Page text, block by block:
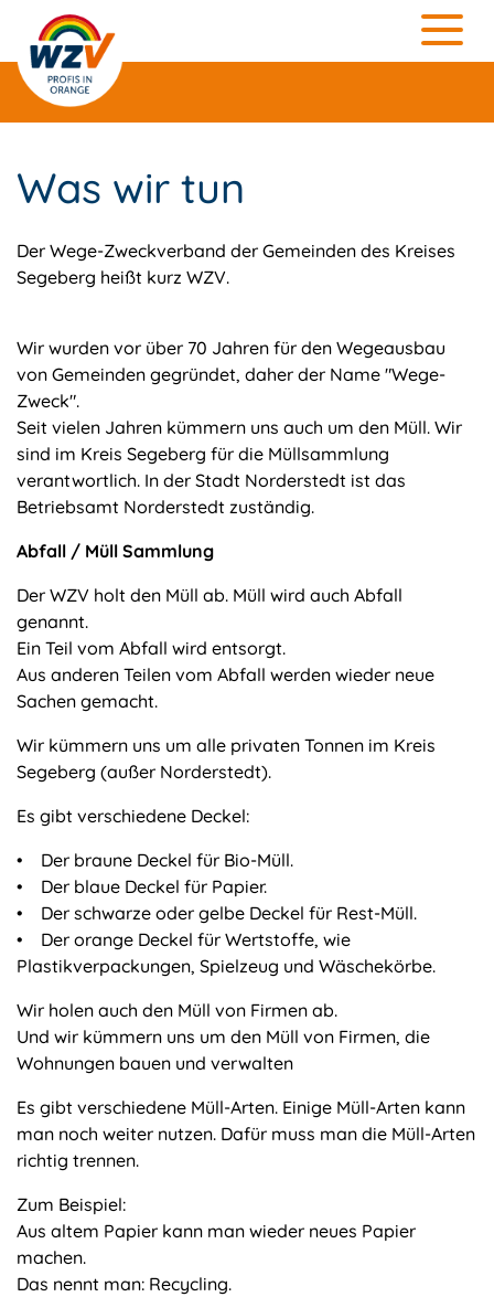
Was wir tun
Der Wege-Zweckverband der Gemeinden des Kreises
Segeberg heißt kurz WZV.
Wir wurden vor über 70 Jahren für den Wegeausbau
von Gemeinden gegründet, daher der Name "Wege-
Zweck".
Seit vielen Jahren kümmern uns auch um den Müll. Wir
sind im Kreis Segeberg für die Müllsammlung
verantwortlich. In der Stadt Norderstedt ist das
Betriebsamt Norderstedt zuständig.
Abfall / Müll Sammlung
Der WZV holt den Müll ab. Müll wird auch Abfall
genannt.
Ein Teil vom Abfall wird entsorgt.
Aus anderen Teilen vom Abfall werden wieder neue
Sachen gemacht.
Wir kümmern uns um alle privaten Tonnen im Kreis
Segeberg (außer Norderstedt).
Es gibt verschiedene Deckel:
• Der braune Deckel für Bio-Müll.
• Der blaue Deckel für Papier.
• Der schwarze oder gelbe Deckel für Rest-Müll.
• Der orange Deckel für Wertstoffe, wie
Plastikverpackungen, Spielzeug und Wäschekörbe.
Wir holen auch den Müll von Firmen ab.
Und wir kümmern uns um den Müll von Firmen, die
Wohnungen bauen und verwalten
Es gibt verschiedene Müll-Arten. Einige Müll-Arten kann
man noch weiter nutzen. Dafür muss man die Müll-Arten
richtig trennen.
Zum Beispiel:
Aus altem Papier kann man wieder neues Papier
machen.
Das nennt man: Recycling.